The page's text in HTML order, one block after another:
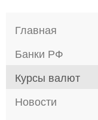
Главная
Банки РФ
Курсы валют
Новости